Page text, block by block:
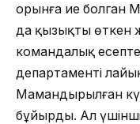
орынға ие болган
да қызықты өткен
командалық
департаменті
Мамандырылған
бұйырды. Ал